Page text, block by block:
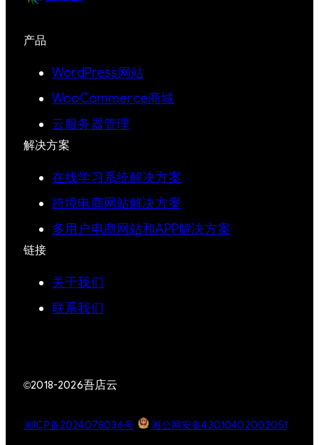
产品
WordPress网站
WooCommerce商城
云服务器管理
解决方案
在线学习系统解决方案
跨境电商网站解决方案
多用户电商网站和APP解决方案
链接
关于我们
联系我们
©2018-2026吾店云
湘ICP备2024078036号 湘公网安备43010402002051